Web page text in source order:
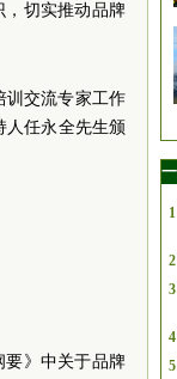
，切实推动品牌
训交流专家工作
人任永全先生颁
要》中关于品牌
1
2
3
4
5